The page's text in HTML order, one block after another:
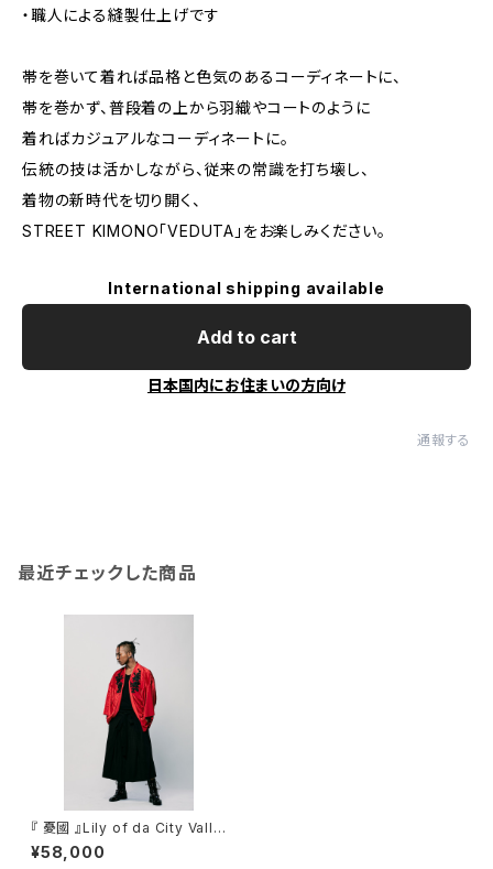
・職人による縫製仕上げです
帯を巻いて着れば品格と色気のあるコーディネートに、
帯を巻かず、普段着の上から羽織やコートのように
着ればカジュアルなコーディネートに。
伝統の技は活かしながら、従来の常識を打ち壊し、
着物の新時代を切り開く、
STREET KIMONO「VEDUTA」をお楽しみください。
International shipping available
Add to cart
日本国内にお住まいの方向け
通報する
最近チェックした商品
『 憂國 』Lily of da City Valle
y / red / ベルベット / 羽織
¥58,000